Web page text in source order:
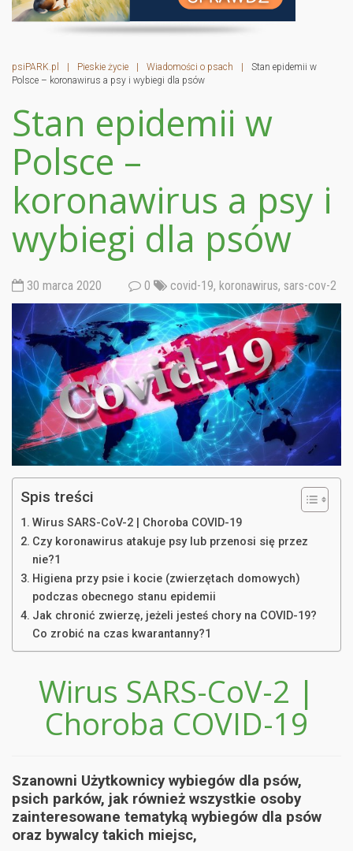
psiPARK.pl | Pieskie życie | Wiadomości o psach |
Stan epidemii w
Polsce – koronawirus a psy i wybiegi dla psów
Stan epidemii w
Polsce –
koronawirus a psy i
wybiegi dla psów
30 marca 2020 0 covid-19, koronawirus, sars-cov-2
Spis treści
Wirus SARS-CoV-2 | Choroba COVID-19
Czy koronawirus atakuje psy lub przenosi się przez
nie?1
Higiena przy psie i kocie (zwierzętach domowych)
podczas obecnego stanu epidemii
Jak chronić zwierzę, jeżeli jesteś chory na COVID-19?
Co zrobić na czas kwarantanny?1
Wirus SARS-CoV-2 |
Choroba COVID-19
Szanowni Użytkownicy wybiegów dla psów,
psich parków, jak również wszystkie osoby
zainteresowane tematyką wybiegów dla psów
oraz bywalcy takich miejsc,